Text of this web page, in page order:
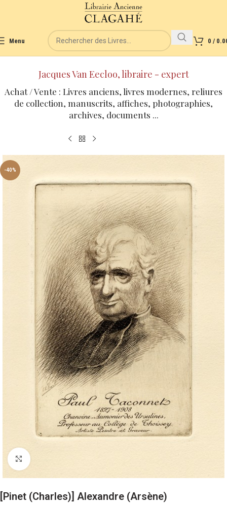
Menu 0 /
Jacques Van Eecloo, libraire - expert
Achat / Vente : Livres anciens, livres modernes, reliures
de collection, manuscrits, affiches, photographies,
archives, documents ...
-40%
Cliquez pour agrandir
[Pinet (Charles)] Alexandre (Arsène)